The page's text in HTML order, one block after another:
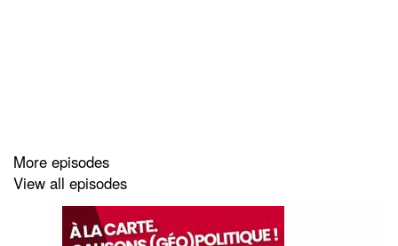
More episodes
View all episodes